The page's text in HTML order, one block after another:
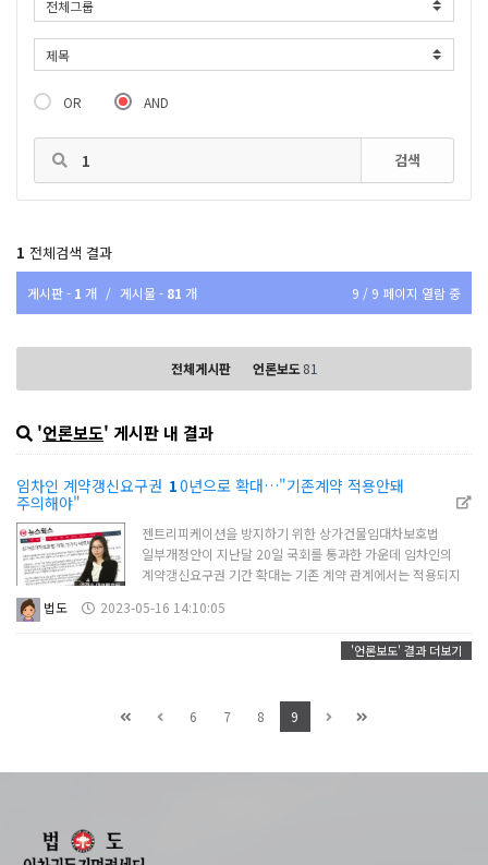
OR AND
검색
1 전체검색 결과
게시판 - 1 개 / 게시물 - 81 개 9 / 9 페이지 열람 중
전체게시판 언론보도 81
'언론보도' 게시판 내 결과
임차인 계약갱신요구권 10년으로 확대…"기존계약 적용안돼
주의해야"
젠트리피케이션을 방지하기 위한 상가건물임대차보호법
일부개정안이 지난달 20일 국회를 통과한 가운데 임차인의
계약갱신요구권 기간 확대는 기존 계약 관계에서는 적용되지
주요 골자는 임차인의 계약갱신요구권의 행사를 기존 5년에서
10년으로 확대한 것이다. 이는 영업을 하면서 단골손님 유지
및 이익 창출을 위해서는 적어도 10년이 필요하다는 입법적
시설비용, 인테리어 비용 등을 회수하..
법도 2023-05-16 14:10:05
'언론보도' 결과 더보기
6 7 8 9